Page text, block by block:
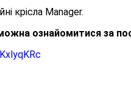
крісла Manager.
ознайомитися за